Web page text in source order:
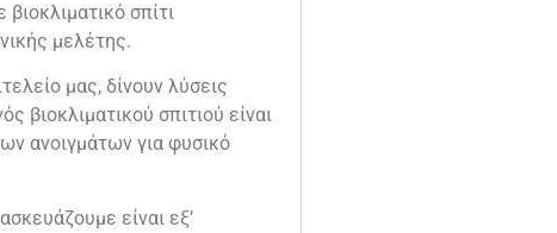
σπίτι
μελέτης.
μας, δίνουν λύσεις
βιοκλιματικού σπιτιού είναι
ανοιγμάτων για φυσικό
είναι εξ’